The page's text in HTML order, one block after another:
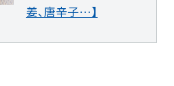
姜、唐辛子…】